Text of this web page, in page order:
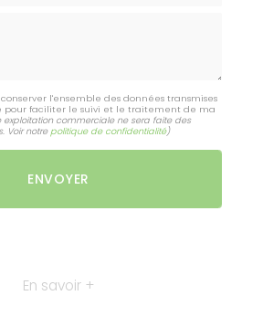
l'ensemble des données transmises
pour faciliter le suivi et le traitement de ma
exploitation commerciale ne sera faite des
Voir notre politique de confidentialité)
En savoir +